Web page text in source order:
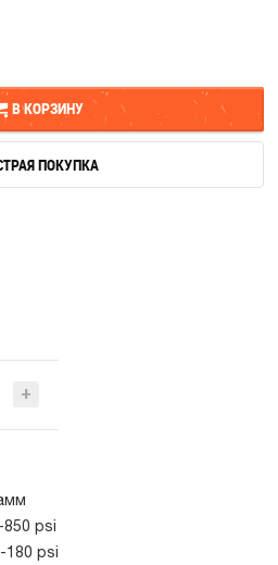
В КОРЗИНУ
В КОРЗИНУ
ПОКУПКА
+
psi
180 psi